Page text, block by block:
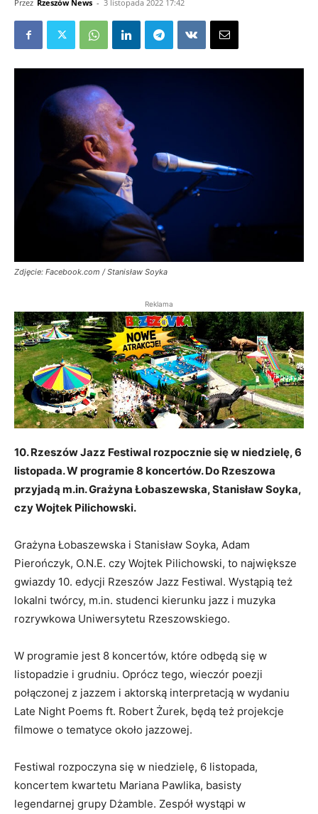
Przez Rzeszów News - 3 listopada 2022 17:42
Zdjęcie: Facebook.com / Stanisław Soyka
Reklama
10. Rzeszów Jazz Festiwal rozpocznie się w niedzielę, 6
listopada. W programie 8 koncertów. Do Rzeszowa
przyjadą m.in. Grażyna Łobaszewska, Stanisław Soyka,
czy Wojtek Pilichowski.
Grażyna Łobaszewska i Stanisław Soyka, Adam
Pierończyk, O.N.E. czy Wojtek Pilichowski, to największe
gwiazdy 10. edycji Rzeszów Jazz Festiwal. Wystąpią też
lokalni twórcy, m.in. studenci kierunku jazz i muzyka
rozrywkowa Uniwersytetu Rzeszowskiego.
W programie jest 8 koncertów, które odbędą się w
listopadzie i grudniu. Oprócz tego, wieczór poezji
połączonej z jazzem i aktorską interpretacją w wydaniu
Late Night Poems ft. Robert Żurek, będą też projekcje
filmowe o tematyce około jazzowej.
Festiwal rozpoczyna się w niedzielę, 6 listopada,
koncertem kwartetu Mariana Pawlika, basisty
legendarnej grupy Dżamble. Zespół wystąpi w